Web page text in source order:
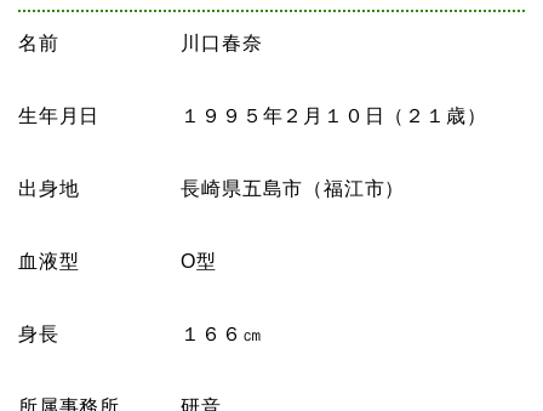
名前 川口春奈
生年月日 １９９５年２月１０日（２１歳）
出身地 長崎県五島市（福江市）
血液型 O型
身長 １６６㎝